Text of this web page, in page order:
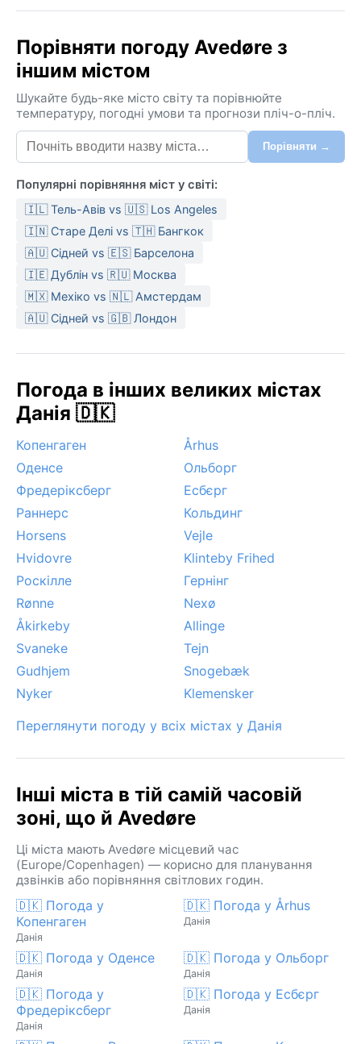
Порівняти погоду Avedøre з
іншим містом
Шукайте будь-яке місто світу та порівнюйте
температуру, погодні умови та прогнози пліч-о-пліч.
Порівняти →
Популярні порівняння міст у світі:
🇮🇱 Тель-Авів vs 🇺🇸 Los Angeles
🇮🇳 Старе Делі vs 🇹🇭 Бангкок
🇦🇺 Сідней vs 🇪🇸 Барселона
🇮🇪 Дублін vs 🇷🇺 Москва
🇲🇽 Мехіко vs 🇳🇱 Амстердам
🇦🇺 Сідней vs 🇬🇧 Лондон
Погода в інших великих містах
Данія 🇩🇰
Копенгаген
Århus
Оденсе
Ольборг
Фредеріксберг
Есбєрг
Раннерс
Кольдинг
Horsens
Vejle
Hvidovre
Klinteby Frihed
Роскілле
Гернінг
Rønne
Nexø
Åkirkeby
Allinge
Svaneke
Tejn
Gudhjem
Snogebæk
Nyker
Klemensker
Переглянути погоду у всіх містах у Данія
Інші міста в тій самій часовій
зоні, що й Avedøre
Ці міста мають Avedøre місцевий час
(Europe/Copenhagen) — корисно для планування
дзвінків або порівняння світлових годин.
🇩🇰 Погода у
Копенгаген
Данія
🇩🇰 Погода у Århus
Данія
🇩🇰 Погода у Оденсе
Данія
🇩🇰 Погода у Ольборг
Данія
🇩🇰 Погода у
Фредеріксберг
Данія
🇩🇰 Погода у Есбєрг
Данія